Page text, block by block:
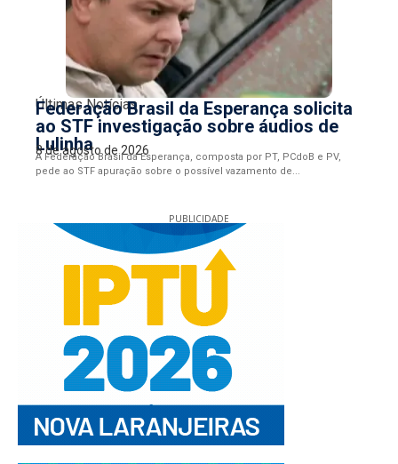
Últimas Notícias
Federação Brasil da Esperança solicita
ao STF investigação sobre áudios de
Lulinha
8 de agosto de 2026
A Federação Brasil da Esperança, composta por PT, PCdoB e PV,
pede ao STF apuração sobre o possível vazamento de...
PUBLICIDADE